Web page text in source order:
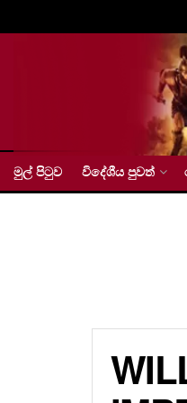
මුල් පිටුව විදේශීය පුවත්